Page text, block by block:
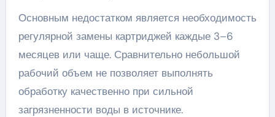
Основным недостатком является необходимость
регулярной замены картриджей каждые 3–6
месяцев или чаще. Сравнительно небольшой
рабочий объем не позволяет выполнять
обработку качественно при сильной
загрязненности воды в источнике.